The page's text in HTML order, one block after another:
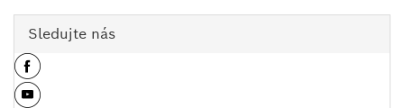
Sledujte nás